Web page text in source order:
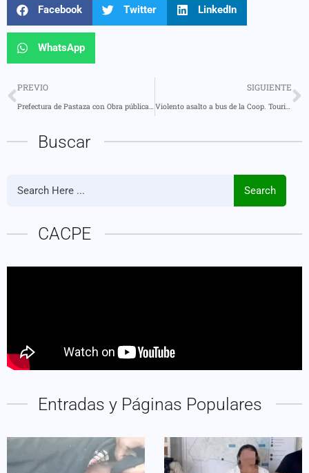
Facebook Twitter LinkedIn
WhatsApp
PREVIO SIGUIENTE
Violento asalto a bus de la Coop. Touris San Francisco en la vía Guayaquil–Puyo
Buscar
Search
CACPE
Entradas y Páginas Populares